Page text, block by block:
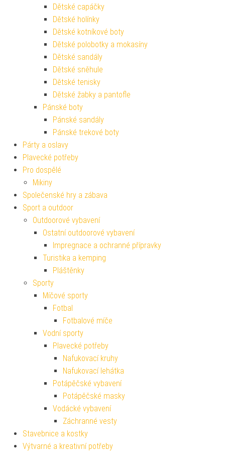
Dětské capáčky
Dětské holínky
Dětské kotníkové boty
Dětské polobotky a mokasíny
Dětské sandály
Dětské sněhule
Dětské tenisky
Dětské žabky a pantofle
Pánské boty
Pánské sandály
Pánské trekové boty
Párty a oslavy
Plavecké potřeby
Pro dospělé
Mikiny
Společenské hry a zábava
Sport a outdoor
Outdoorové vybavení
Ostatní outdoorové vybavení
Impregnace a ochranné přípravky
Turistika a kemping
Pláštěnky
Sporty
Míčové sporty
Fotbal
Fotbalové míče
Vodní sporty
Plavecké potřeby
Nafukovací kruhy
Nafukovací lehátka
Potápěčské vybavení
Potápěčské masky
Vodácké vybavení
Záchranné vesty
Stavebnice a kostky
Výtvarné a kreativní potřeby